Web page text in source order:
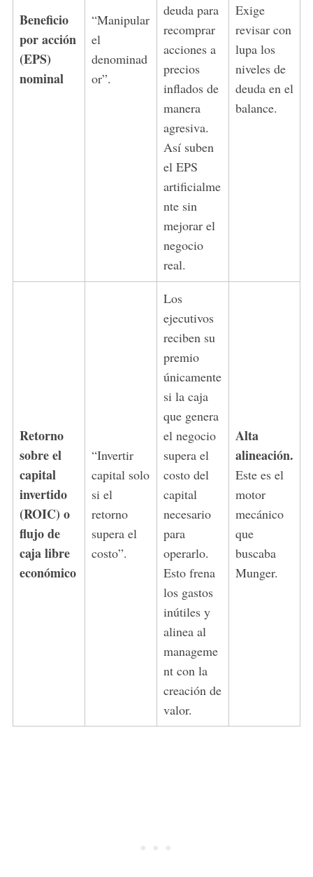
Beneficio
por acción
(EPS)
nominal
“Manipular
el
denominad
or”.
deuda para
recomprar
acciones a
precios
inflados de
manera
agresiva.
Así suben
el EPS
artificialme
nte sin
mejorar el
negocio
real.
Exige
revisar con
lupa los
niveles de
deuda en el
balance.
Retorno
sobre el
capital
invertido
(ROIC) o
flujo de
caja libre
económico
“Invertir
capital solo
si el
retorno
supera el
costo”.
Los
ejecutivos
reciben su
premio
únicamente
si la caja
que genera
el negocio
supera el
costo del
capital
necesario
para
operarlo.
Esto frena
los gastos
inútiles y
alinea al
manageme
nt con la
creación de
valor.
Alta
alineación.
Este es el
motor
mecánico
que
buscaba
Munger.
S